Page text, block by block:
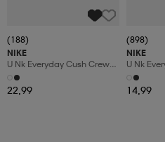
(188)
NIKE
U Nk Everyday Cush Crew
6pr-Bd
22,99
(898)
NIKE
U Nk
3pr
14,99